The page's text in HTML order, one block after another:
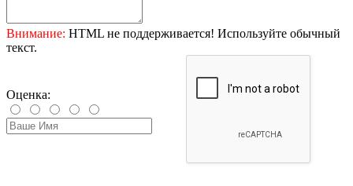
Внимание: HTML не поддерживается! Используйте обычный
текст.
Оценка: